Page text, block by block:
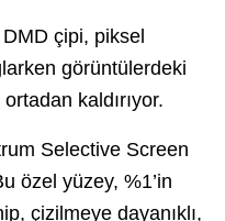
çipi, piksel
görüntülerdeki
kaldırıyor.
Selective Screen
özel yüzey, %1’in
çizilmeye dayanıklı,